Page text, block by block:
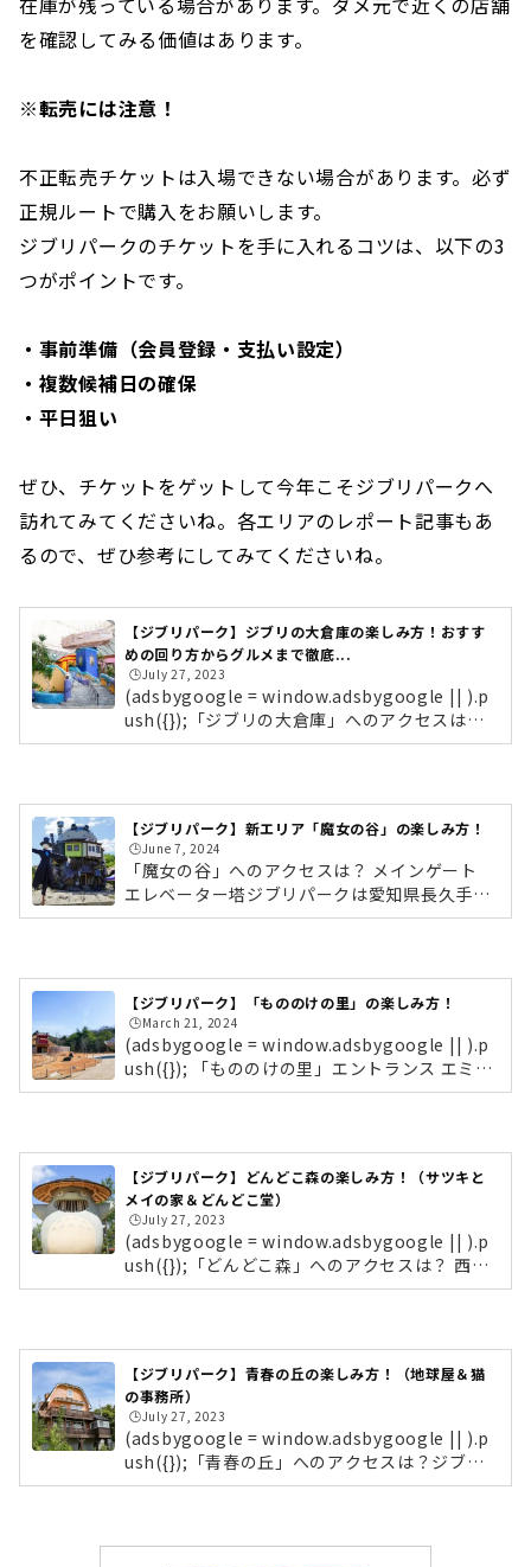
を確認してみる価値はあります。
※転売には注意！
不正転売チケットは入場できない場合があります。必ず
正規ルートで購入をお願いします。
ジブリパークのチケットを手に入れるコツは、以下の3
つがポイントです。
・事前準備（会員登録・支払い設定）
・複数候補日の確保
・平日狙い
ぜひ、チケットをゲットして今年こそジブリパークへ
訪れてみてくださいね。各エリアのレポート記事もあ
るので、ぜひ参考にしてみてくださいね。
【ジブリパーク】ジブリの大倉庫の楽しみ方！おすす
めの回り方からグルメまで徹底...
🕒️July 27, 2023
(adsbygoogle = window.adsbygoogle || ).p
ush({});「ジブリの大倉庫」へのアクセスは？
メインゲート エレベーター塔ジブリパークは愛
メインゲートを通り、エレベーター塔へ向かい
ます。ちなみに大倉庫にはロッカーがないた
め、北口案内所のロッカー・クロークに預けま
しょう。（ロッカーは北口案内所にも有） ジブ
【ジブリパーク】新エリア「魔女の谷」の楽しみ方！
🕒️June 7, 2024
「魔女の谷」へのアクセスは？ メインゲート
エレベーター塔ジブリパークは愛知県長久手市
「愛・地球博記念公園（通称：モリコロパー
倉庫にはロッカーがないため、北口案内所のロ
ッカー・クロークに預けましょう。（ロッカー
は西口案内所にも有）「ジブリの大倉庫」の前
を進むと、「魔女の谷」のエリアに到着しま
【ジブリパーク】「もののけの里」の楽しみ方！
🕒️March 21, 2024
(adsbygoogle = window.adsbygoogle || ).p
ush({}); 「もののけの里」エントランス エミシ
の村を守る物見やぐら（登ることはできませ
は有料エリアなので、エントランスでチケット
を提示して、いざエリア内へ！カラフルなタイ
ルで彩られた乙事主の滑り台＆タタリ神のオブ
ジェ 乙事主の滑り台 白い毛並みをカラフルな
タイルや玉石で表現しています。エリア内でま
【ジブリパーク】どんどこ森の楽しみ方！（サツキと
メイの家＆どんどこ堂）
🕒️July 27, 2023
(adsbygoogle = window.adsbygoogle || ).p
ush({});「どんどこ森」へのアクセスは？ 西口
駐車場の前にある西口休憩所ジブリパークは
ロッカーがないため、西口休憩所のロッカーに
預けましょう。（ロッカーは北口案内所にも
有）(function(b,c,f,g,a,d,e){b.MoshimoAffil
iateObject=a;b=b||function(){arguments.c
urrentScript=c.currentScript||c.scripts;(b.
【ジブリパーク】青春の丘の楽しみ方！（地球屋＆猫
の事務所）
🕒️July 27, 2023
(adsbygoogle = window.adsbygoogle || ).p
ush({});「青春の丘」へのアクセスは？ジブリ
パークは「愛・地球博記念公園（通称：モリコ